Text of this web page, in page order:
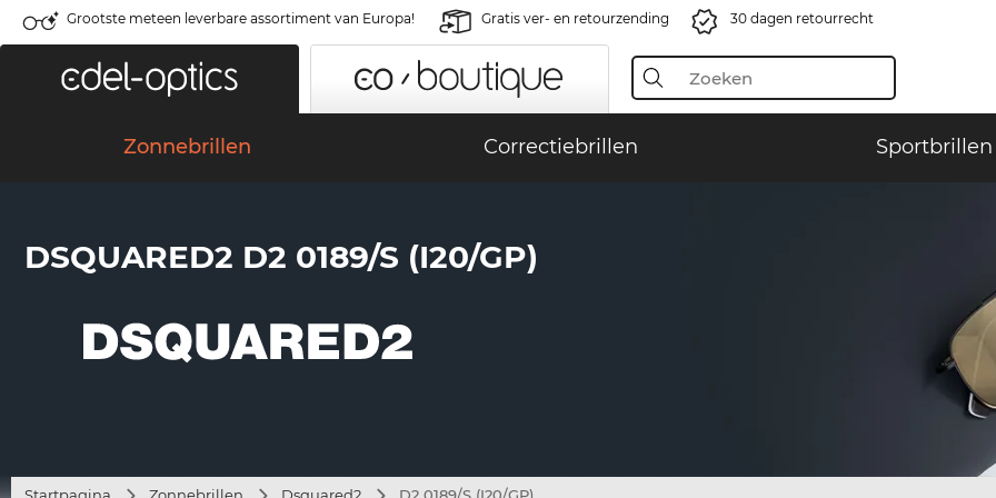
Grootste meteen leverbare assortiment van Europa! Gratis ver- en retourzending 30 dagen retourrecht
Zonnebrillen Correctiebrillen Sportbrillen
DSQUARED2 D2 0189/S (I20/GP)